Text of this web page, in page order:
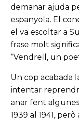
demanar ajuda
espanyola. El
el va escoltar a
frase molt
“Vendrell, un
Un cop acabada
intentar
anar fent
1939 al 1941,